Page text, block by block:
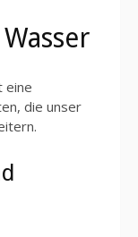
eine
die unser